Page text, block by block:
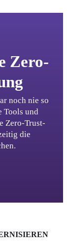
Zero-
noch nie so
Tools und
Zero-Trust-
die